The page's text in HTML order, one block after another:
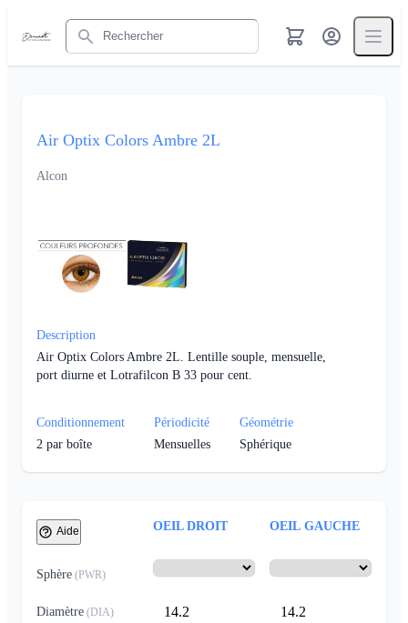
Rechercher
Air Optix Colors Ambre 2L
Alcon
Description
Air Optix Colors Ambre 2L. Lentille souple, mensuelle,
port diurne et Lotrafilcon B 33 pour cent.
Conditionnement
2 par boîte
Périodicité
Mensuelles
Géométrie
Sphérique
Aide OEIL DROIT OEIL GAUCHE
Sphère (PWR)
Diamètre (DIA) 14.2 14.2